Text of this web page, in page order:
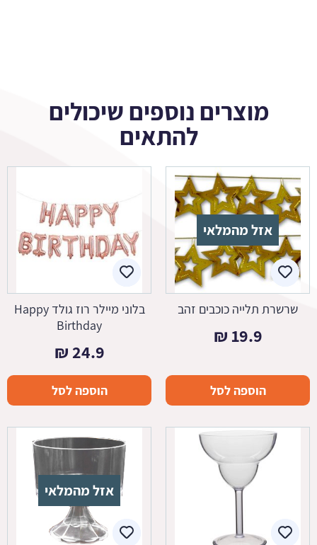
מוצרים נוספים שיכולים
להתאים
אזל מהמלאי
שרשרת תלייה כוכבים זהב
19.9
₪
הוספה לסל
בלוני מיילר רוז גולד Happy
Birthday
24.9
₪
הוספה לסל
אזל מהמלאי